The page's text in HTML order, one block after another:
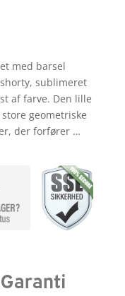
50,00.
med barsel
sublimeret
af farve. Den lille
geometriske
der forfører …